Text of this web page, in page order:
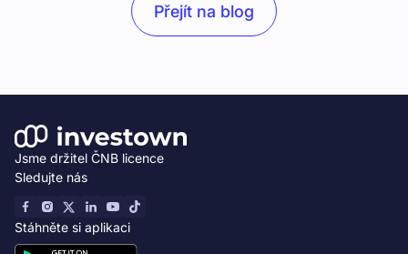
další milník a investorům jsme vyplatili přes 50 milionů
Přejít na blog
Jsme držitel ČNB licence
Sledujte nás
Stáhněte si aplikaci